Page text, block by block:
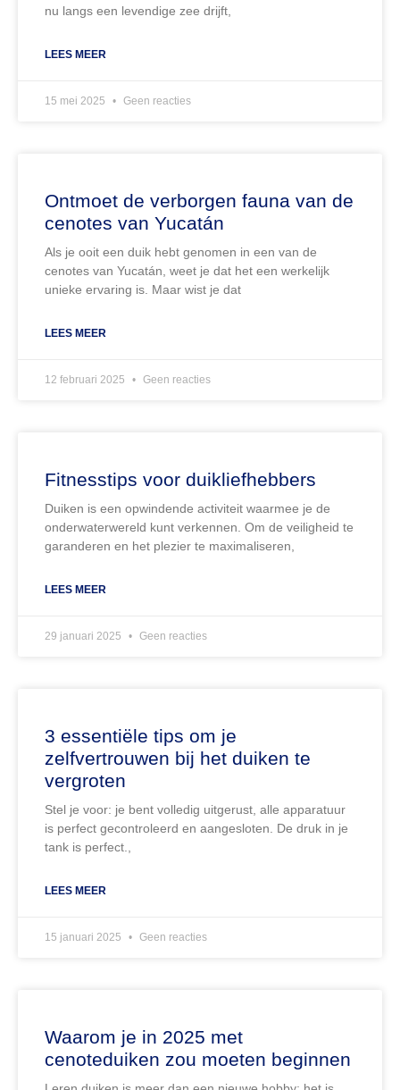
nu langs een levendige zee drijft,
LEES MEER
15 mei 2025 Geen reacties
Ontmoet de verborgen fauna van de
cenotes van Yucatán
Als je ooit een duik hebt genomen in een van de
cenotes van Yucatán, weet je dat het een werkelijk
unieke ervaring is. Maar wist je dat
LEES MEER
12 februari 2025 Geen reacties
Fitnesstips voor duikliefhebbers
Duiken is een opwindende activiteit waarmee je de
onderwaterwereld kunt verkennen. Om de veiligheid te
garanderen en het plezier te maximaliseren,
LEES MEER
29 januari 2025 Geen reacties
3 essentiële tips om je
zelfvertrouwen bij het duiken te
vergroten
Stel je voor: je bent volledig uitgerust, alle apparatuur
is perfect gecontroleerd en aangesloten. De druk in je
tank is perfect.,
LEES MEER
15 januari 2025 Geen reacties
Waarom je in 2025 met
cenoteduiken zou moeten beginnen